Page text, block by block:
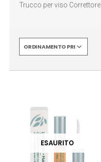
Trucco per viso Correttore
ESAURITO